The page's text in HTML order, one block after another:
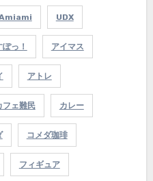
UDX
っ！ アイマス
アトレ
フェ難民 カレー
コメダ珈琲
フィギュア